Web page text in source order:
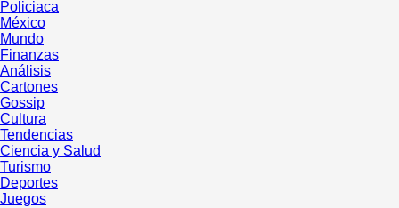
Policiaca
México
Mundo
Finanzas
Análisis
Cartones
Gossip
Cultura
Tendencias
Ciencia y Salud
Turismo
Deportes
Juegos